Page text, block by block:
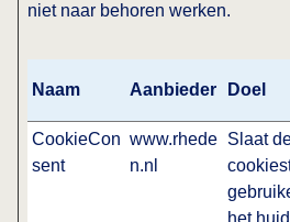
niet naar behoren werken.
Naam Aanbieder Doel
CookieCon
sent
www.rhede
n.nl
Slaat
het